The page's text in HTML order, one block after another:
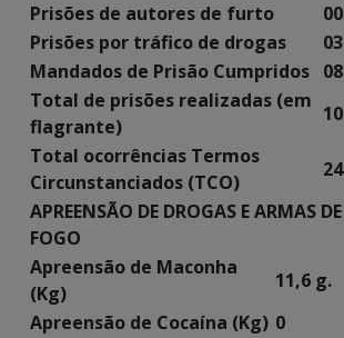
Prisões de autores de furto
00
Prisões por tráfico de drogas
03
Mandados de Prisão Cumpridos 08
Total de prisões realizadas (em
flagrante)
10
Total ocorrências Termos
Circunstanciados (TCO)
24
APREENSÃO DE DROGAS E ARMAS DE
FOGO
Apreensão de Maconha
(Kg)
11,6 g.
Apreensão de Cocaína (Kg) 0